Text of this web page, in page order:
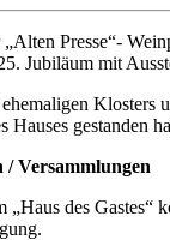
Presse“-
Jubiläum mit
Klosters
Hauses gestanden
/ Versammlungen
des Gastes“